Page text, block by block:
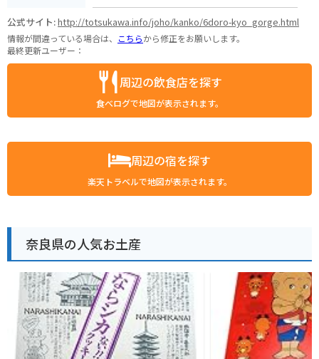
公式サイト:http://totsukawa.info/joho/kanko/6doro-kyo_gorge.html
情報が間違っている場合は、 こちらから修正をお願いします。
最終更新ユーザー：
周辺の飲食店を探す
食べログで地図が表示されます。
周辺の宿を探す
楽天トラベルで地図が表示されます。
奈良県の人気お土産